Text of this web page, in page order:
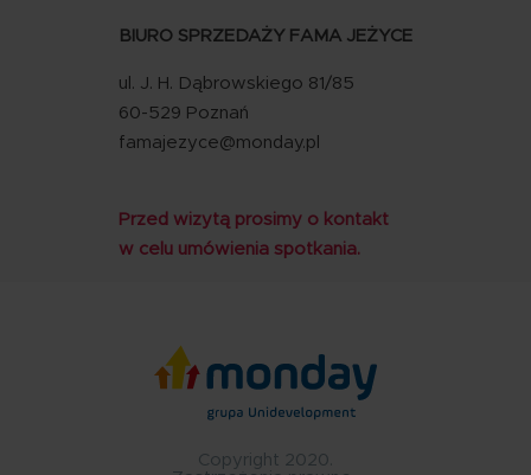
BIURO SPRZEDAŻY FAMA JEŻYCE
ul. J. H. Dąbrowskiego 81/85
60-529 Poznań
famajezyce@monday.pl
Przed wizytą prosimy o kontakt
w celu umówienia spotkania.
Copyright 2020.